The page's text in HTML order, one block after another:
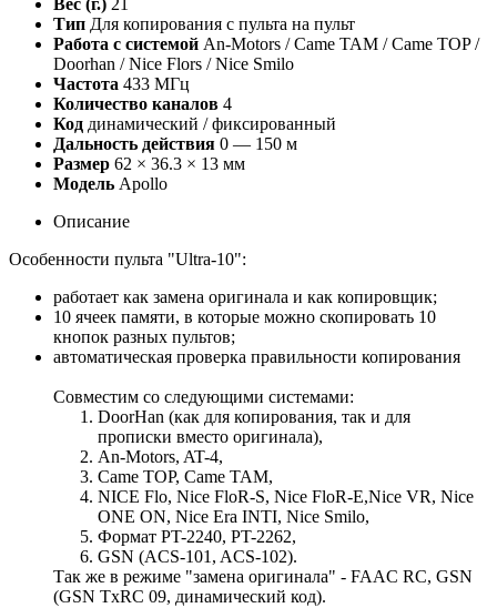
Вес (г.) 21
Тип Для копирования с пульта на пульт
Работа с системой An-Motors / Came TAM / Came TOP /
Doorhan / Nice Flors / Nice Smilo
Частота 433 МГц
Количество каналов 4
Код динамический / фиксированный
Дальность действия 0 — 150 м
Размер 62 × 36.3 × 13 мм
Модель Apollo
Описание
Особенности пульта "Ultra-10":
работает как замена оригинала и как копировщик;
10 ячеек памяти, в которые можно скопировать 10
кнопок разных пультов;
автоматическая проверка правильности копирования
Совместим со следующими системами:
DoorHan (как для копирования, так и для
прописки вместо оригинала),
An-Motors, AT-4,
Came TOP, Came TAM,
NICE Flo, Nice FloR-S, Nice FloR-E,Nice VR, Nice
ONE ON, Nice Era INTI, Nice Smilo,
Формат PT-2240, PT-2262,
GSN (ACS-101, ACS-102).
Так же в режиме "замена оригинала" - FAAC RC, GSN
(GSN TxRC 09, динамический код).